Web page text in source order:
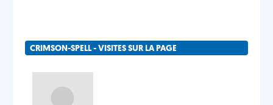
CRIMSON-SPELL - VISITES SUR LA PAGE